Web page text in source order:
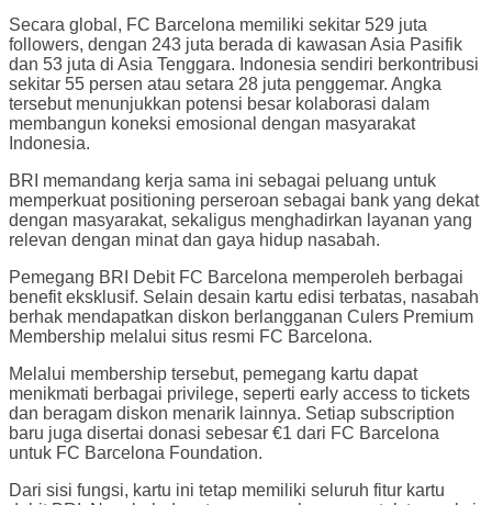
Secara global, FC Barcelona memiliki sekitar 529 juta
followers, dengan 243 juta berada di kawasan Asia Pasifik
dan 53 juta di Asia Tenggara. Indonesia sendiri berkontribusi
sekitar 55 persen atau setara 28 juta penggemar. Angka
tersebut menunjukkan potensi besar kolaborasi dalam
membangun koneksi emosional dengan masyarakat
Indonesia.
BRI memandang kerja sama ini sebagai peluang untuk
memperkuat positioning perseroan sebagai bank yang dekat
dengan masyarakat, sekaligus menghadirkan layanan yang
relevan dengan minat dan gaya hidup nasabah.
Pemegang BRI Debit FC Barcelona memperoleh berbagai
benefit eksklusif. Selain desain kartu edisi terbatas, nasabah
berhak mendapatkan diskon berlangganan Culers Premium
Membership melalui situs resmi FC Barcelona.
Melalui membership tersebut, pemegang kartu dapat
menikmati berbagai privilege, seperti early access to tickets
dan beragam diskon menarik lainnya. Setiap subscription
baru juga disertai donasi sebesar €1 dari FC Barcelona
untuk FC Barcelona Foundation.
Dari sisi fungsi, kartu ini tetap memiliki seluruh fitur kartu